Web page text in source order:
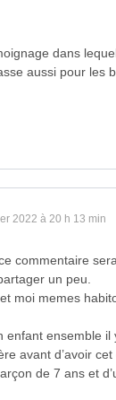
dans
aussi pour les
2022 à 20 h 13 min
commentaire
un peu.
moi memes
enfant ensemble il
avant d’avoir cet
de 7 ans et